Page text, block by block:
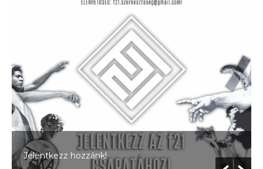
Jelentkezz hozzánk!